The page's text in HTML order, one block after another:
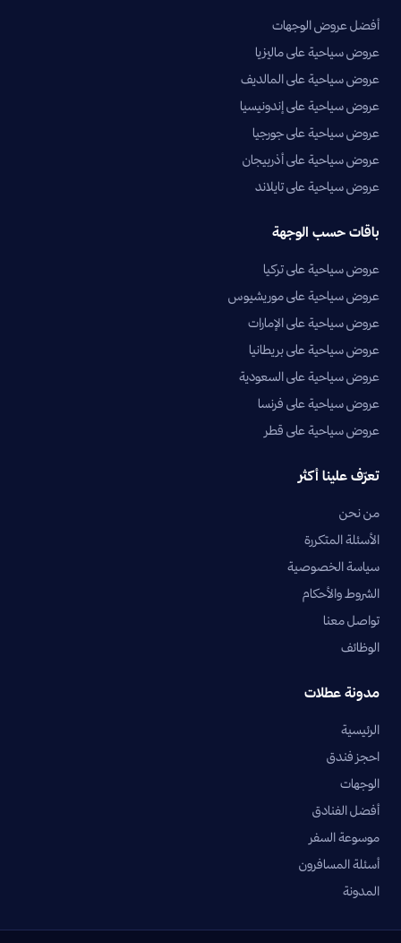
أفضل عروض الوجهات
عروض سياحية على ماليزيا
عروض سياحية على المالديف
عروض سياحية على إندونيسيا
عروض سياحية على جورجيا
عروض سياحية على أذربيجان
عروض سياحية على تايلاند
باقات حسب الوجهة
عروض سياحية على تركيا
عروض سياحية على موريشيوس
عروض سياحية على الإمارات
عروض سياحية على بريطانيا
عروض سياحية على السعودية
عروض سياحية على فرنسا
عروض سياحية على قطر
تعرّف علينا أكثر
من نحن
الأسئلة المتكررة
سياسة الخصوصية
الشروط والأحكام
تواصل معنا
الوظائف
مدونة عطلات
الرئيسية
احجز فندق
الوجهات
أفضل الفنادق
موسوعة السفر
أسئلة المسافرون
المدونة